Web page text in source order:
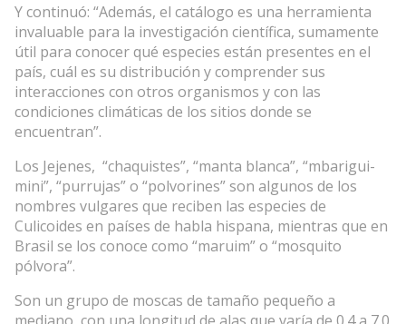
Y continuó: “Además, el catálogo es una herramienta
invaluable para la investigación científica, sumamente
útil para conocer qué especies están presentes en el
país, cuál es su distribución y comprender sus
interacciones con otros organismos y con las
condiciones climáticas de los sitios donde se
encuentran”.
Los Jejenes, “chaquistes”, “manta blanca”, “mbarigui-
mini”, “purrujas” o “polvorines” son algunos de los
nombres vulgares que reciben las especies de
Culicoides en países de habla hispana, mientras que en
Brasil se los conoce como “maruim” o “mosquito
pólvora”.
Son un grupo de moscas de tamaño pequeño a